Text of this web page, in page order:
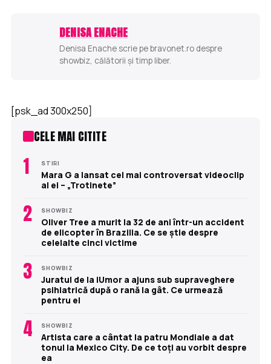
DENISA ENACHE
Denisa Enache scrie pe bravonet.ro despre
showbiz, călătorii și timp liber.
[psk_ad 300x250]
CELE MAI CITITE
1 STIRI
Mara G a lansat cel mai controversat videoclip
al ei – „Trotinete”
2 SHOWBIZ
Oliver Tree a murit la 32 de ani într-un accident
de elicopter în Brazilia. Ce se știe despre
celelalte cinci victime
3 SHOWBIZ
Juratul de la iUmor a ajuns sub supraveghere
psihiatrică după o rană la gât. Ce urmează
pentru el
4 SHOWBIZ
Artista care a cântat la patru Mondiale a dat
tonul la Mexico City. De ce toți au vorbit despre
ea